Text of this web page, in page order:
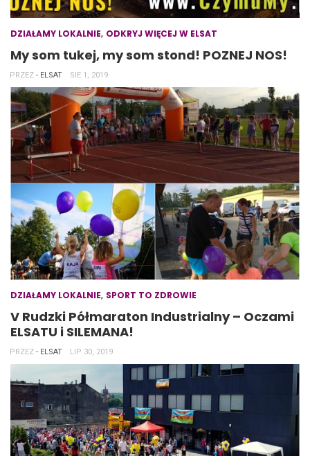
DZIAŁAMY LOKALNIE, ODKRYJ WIĘCEJ W ELSAT
My som tukej, my som stond! POZNEJ NOS!
PRZEZ - ELSAT SIE 1, 2019
DZIAŁAMY LOKALNIE, SPORT TO ZDROWIE
V Rudzki Półmaraton Industrialny – Oczami
ELSATU i SILEMANA!
PRZEZ - ELSAT LIP 30, 2019